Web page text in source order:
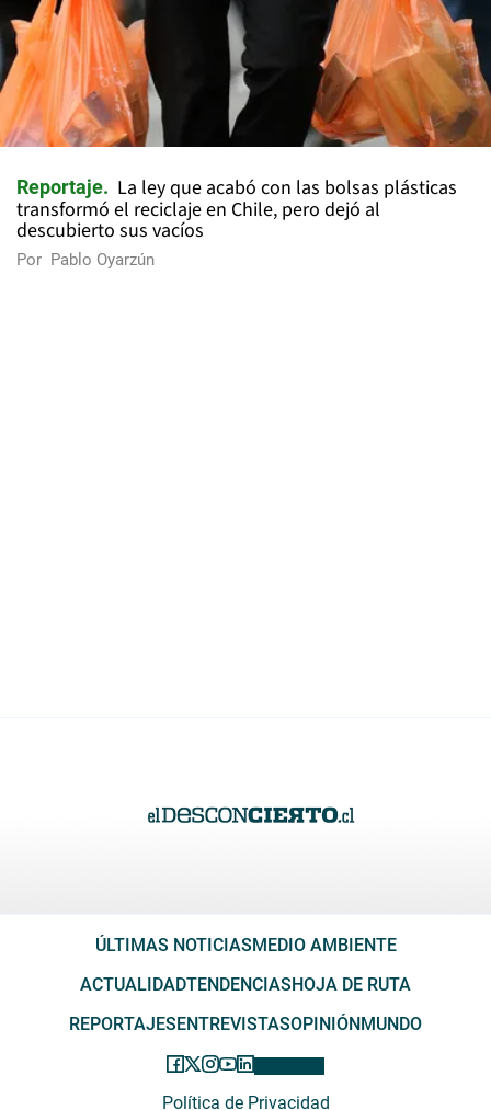
Reportaje
La ley que acabó con las bolsas plásticas
transformó el reciclaje en Chile, pero dejó al
descubierto sus vacíos
Por Pablo Oyarzún
ÚLTIMAS NOTICIASMEDIO AMBIENTE
ACTUALIDADTENDENCIASHOJA DE RUTA
REPORTAJESENTREVISTASOPINIÓNMUNDO
Política de Privacidad